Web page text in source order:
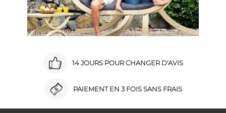
14 JOURS POUR CHANGER D'AVIS
PAIEMENT EN 3 FOIS SANS FRAIS